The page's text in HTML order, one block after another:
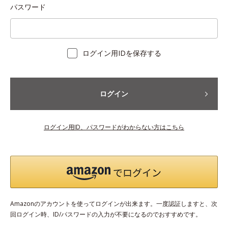
パスワード
ログイン用IDを保存する
ログイン
ログイン用ID、パスワードがわからない方はこちら
Amazonのアカウントを使ってログインが出来ます。一度認証しますと、次
回ログイン時、ID/パスワードの入力が不要になるのでおすすめです。